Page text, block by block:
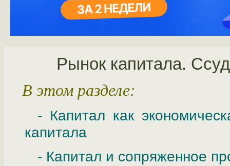
Рынок капитала.
В этом разделе:
- Капитал как
капитала
- Капитал и сопряженное